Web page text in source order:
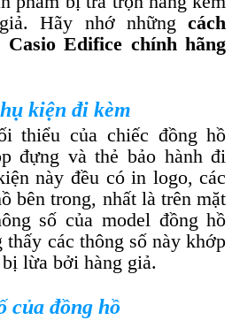
Hãy nhớ nhữngcách
Edifice chính hãng
kiện đi kèm
thiểu của chiếc đồng hồ
đựng và thẻ bảo hành đi
này đều có in logo, các
bên trong, nhất là trên mặt
số của model đồng hồ
các thông số này khớp
lừa bởi hàng giả.
của đồng hồ